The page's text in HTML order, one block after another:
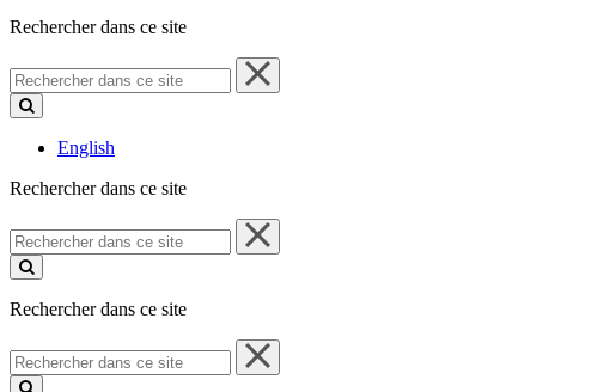
Rechercher dans ce site
Rechercher
dans
ce
English
Rechercher dans ce site
Rechercher
dans
ce
Rechercher dans ce site
Rechercher
dans